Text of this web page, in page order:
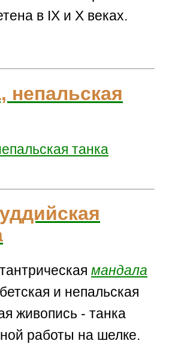
в IX и X веках.
непальская
мандала
и непальская
живопись - танка
работы на шелке.